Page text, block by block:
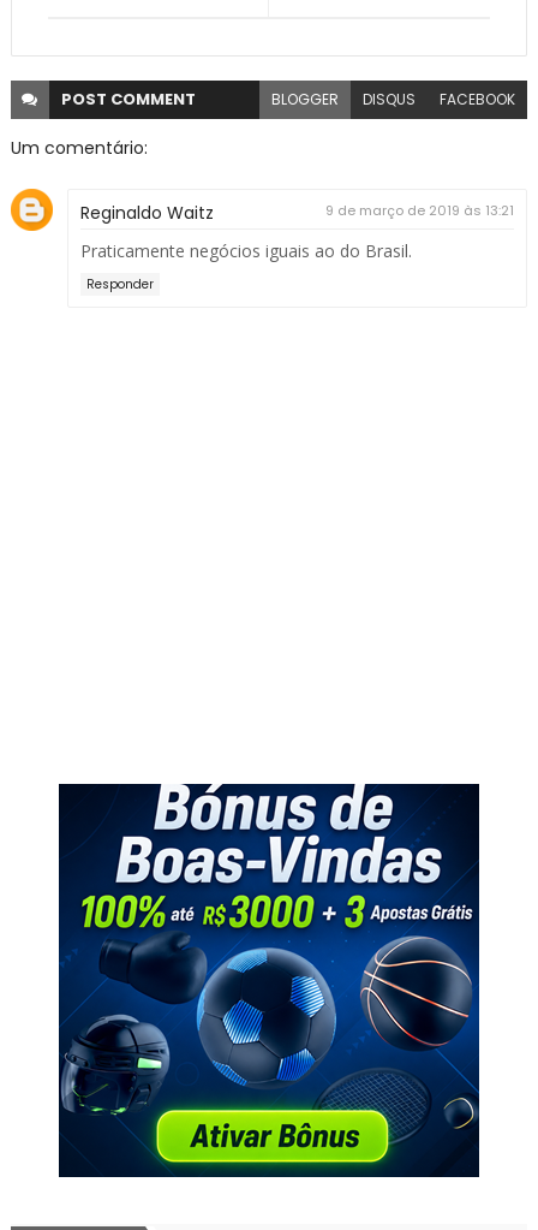
POST COMMENT BLOGGER DISQUS FACEBOOK
Um comentário:
Reginaldo Waitz 9 de março de 2019 às 13:21
Praticamente negócios iguais ao do Brasil.
Responder